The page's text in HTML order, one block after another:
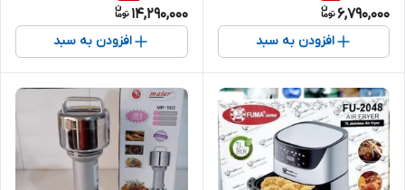
6,790,000
افزودن به سبد
14,290,000
افزودن به سبد